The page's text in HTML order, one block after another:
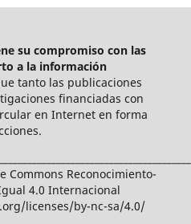
su compromiso con las
a la información
tanto las publicaciones
financiadas con
en Internet en forma
Commons Reconocimiento-
4.0 Internacional
licenses/by-nc-sa/4.0/